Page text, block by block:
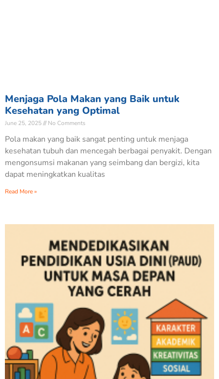
Menjaga Pola Makan yang Baik untuk
Kesehatan yang Optimal
June 25, 2025 No Comments
Pola makan yang baik sangat penting untuk menjaga
kesehatan tubuh dan mencegah berbagai penyakit. Dengan
mengonsumsi makanan yang seimbang dan bergizi, kita
dapat meningkatkan kualitas
Read More »